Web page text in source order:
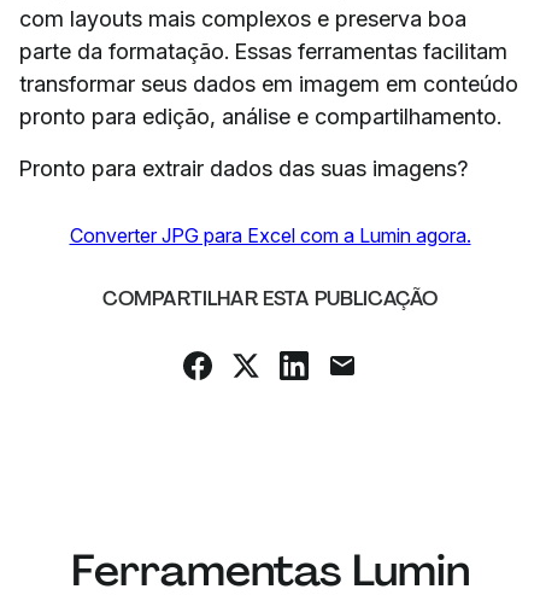
com layouts mais complexos e preserva boa
parte da formatação. Essas ferramentas facilitam
transformar seus dados em imagem em conteúdo
pronto para edição, análise e compartilhamento.
Pronto para extrair dados das suas imagens?
Converter JPG para Excel com a Lumin agora.
COMPARTILHAR ESTA PUBLICAÇÃO
Ferramentas Lumin